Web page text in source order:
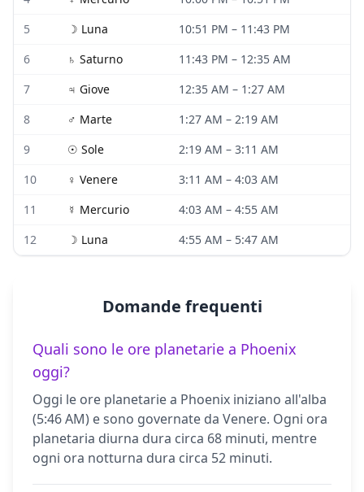
5
☽ Luna 10:51 PM – 11:43 PM
6
♄ Saturno 11:43 PM – 12:35 AM
7
♃ Giove 12:35 AM – 1:27 AM
8
♂ Marte 1:27 AM – 2:19 AM
9
☉ Sole 2:19 AM – 3:11 AM
10
♀ Venere 3:11 AM – 4:03 AM
11
☿ Mercurio 4:03 AM – 4:55 AM
12
☽ Luna 4:55 AM – 5:47 AM
Domande frequenti
Quali sono le ore planetarie a Phoenix
oggi?
Oggi le ore planetarie a Phoenix iniziano all'alba
(5:46 AM) e sono governate da Venere. Ogni ora
planetaria diurna dura circa 68 minuti, mentre
ogni ora notturna dura circa 52 minuti.